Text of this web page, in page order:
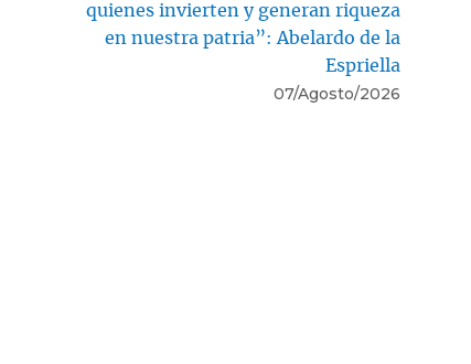
quienes invierten y generan riqueza
en nuestra patria”: Abelardo de la
Espriella
07/Agosto/2026